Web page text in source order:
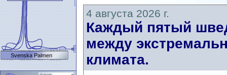
4 августа 2026 г.
Каждый пятый
между
климата.
Svenska Palmen